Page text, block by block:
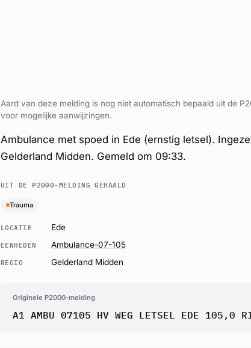
Aard van deze melding is nog niet automatisch bepaald uit de
voor mogelijke aanwijzingen.
Ambulance met spoed in Ede (ernstig letsel).
Gelderland Midden. Gemeld om 09:33.
UIT DE P2000-MELDING GEHAALD
Trauma
LOCATIE Ede
EENHEDEN Ambulance-07-105
REGIO Gelderland Midden
Originele P2000-melding
A1 AMBU 07105 HV WEG LETSEL EDE 105,0